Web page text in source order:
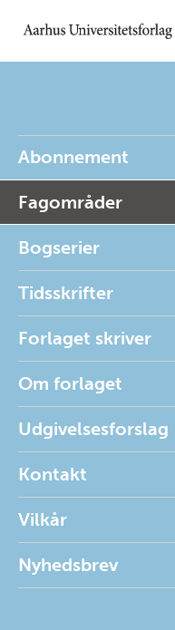
Abonnement
Fagområder
Bogserier
Tidsskrifter
Forlaget skriver
Om forlaget
Udgivelsesforslag
Kontakt
Vilkår
Nyhedsbrev